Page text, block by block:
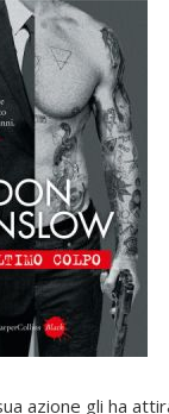
azione gli ha